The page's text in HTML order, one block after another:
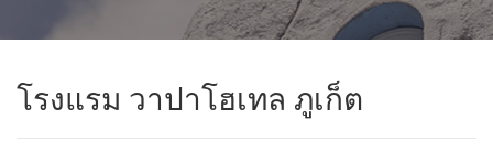
โรงแรม วาปาโฮเทล ภูเก็ต